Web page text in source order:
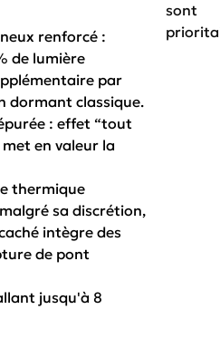
renforcé :
de lumière
par
dormant classique.
: effet “tout
en valeur la
thermique
sa discrétion,
intègre des
de pont
jusqu'à 8
sont